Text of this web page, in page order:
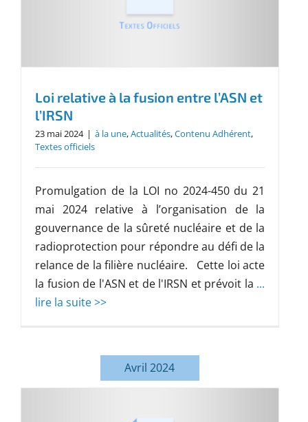
Loi relative à la fusion entre l’ASN et
l’IRSN
23 mai 2024 | à la une,Actualités,Contenu Adhérent,
Textes officiels
Promulgation de la LOI no 2024-450 du 21
mai 2024 relative à l’organisation de la
gouvernance de la sûreté nucléaire et de la
radioprotection pour répondre au défi de la
relance de la filière nucléaire. Cette loi acte
la fusion de l'ASN et de l'IRSN et prévoit la ...
lire la suite >>
Avril 2024